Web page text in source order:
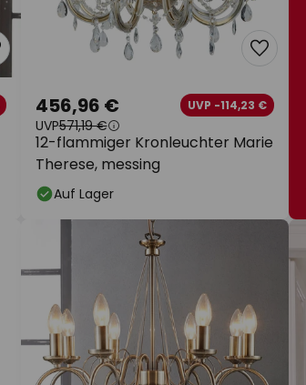
12-flammiger Kronleuchter Marie
Therese, messing
456,96 € UVP -114,23 €
UVP571,19 €
Auf Lager